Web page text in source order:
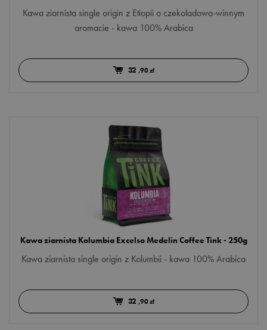
Kawa ziarnista single origin z Etiopii o czekoladowo-winnym
aromacie - kawa 100% Arabica
32 ,90 zł
Kawa ziarnista Kolumbia Excelso Medelin Coffee Tink - 250g
Kawa ziarnista single origin z Kolumbii - kawa 100% Arabica
32 ,90 zł